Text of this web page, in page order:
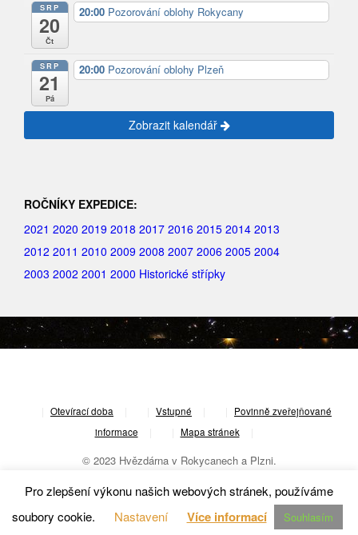
SRP
20
Čt
20:00 Pozorování oblohy Rokycany
SRP
21
Pá
20:00 Pozorování oblohy Plzeň
Zobrazit kalendář
ROČNÍKY EXPEDICE:
2021 2020 2019 2018 2017 2016 2015 2014 2013
2012 2011 2010 2009 2008 2007 2006 2005 2004
2003 2002 2001 2000 Historické střípky
Otevírací doba Vstupné
Povinně zveřejňované
informace
Mapa stránek
© 2023 Hvězdárna v Rokycanech a Plzni.
Pro zlepšení výkonu našich webových stránek, používáme
soubory cookie.
Nastavení Více informací Souhlasím